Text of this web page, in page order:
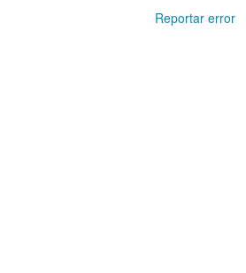
Reportar error